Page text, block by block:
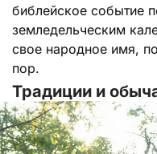
библейское событие
земледельческим
свое народное имя,
пор.
Традиции и